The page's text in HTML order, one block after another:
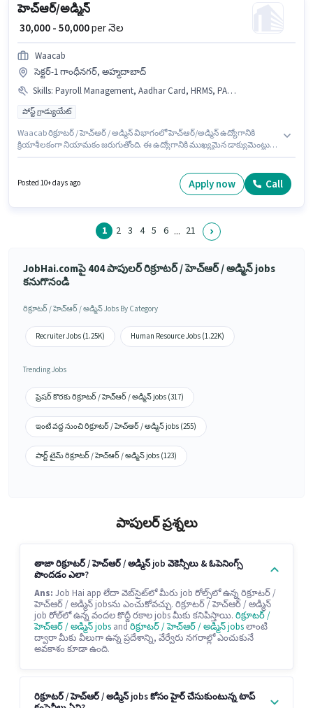
హెచ్ఆర్/అడ్మిన్
₹ 30,000 - 50,000per నెల
Waacab
సెక్టర్-1 గాంధీనగర్, అహ్మదాబాద్
Skills: Payroll Management, Aadhar Card, HRMS, PAN Card, Computer Knowledge
పోస్ట్ గ్రాడ్యుయేట్
Waacab రిక్రూటర్ / హెచ్ఆర్ / అడ్మిన్ విభాగంలో హెచ్ఆర్/అడ్మిన్ ఉద్యోగానికి
క్రియాశీలకంగా నియామకం జరుగుతోంది. ఈ ఉద్యోగానికి ముఖ్యమైన డాక్యుమెంట్లు
Management, HRMS ఉండాలి. ఈ ఉద్యోగం 3 - 6+ ఏళ్లు సంవత్సరాల అనుభవం
ఉన్న వారికి కోసం అనుకూలంగా ఉంటుంది. మీరు నెలకు ₹50000 వరకు
Posted 10+ days ago Apply now Call
1 2 3 4 5 6 ... 21
JobHai.comపై 404 పాపులర్ రిక్రూటర్ / హెచ్ఆర్ / అడ్మిన్ jobs
కనుగొనండి
రిక్రూటర్ / హెచ్ఆర్ / అడ్మిన్ Jobs By Category
Recruiter Jobs (1.25K) Human Resource Jobs (1.22K)
Trending Jobs
ఫ్రెషర్ కొరకు రిక్రూటర్ / హెచ్ఆర్ / అడ్మిన్ jobs (317)
ఇంటి వద్ద నుంచి రిక్రూటర్ / హెచ్ఆర్ / అడ్మిన్ jobs (255)
పార్ట్ టైమ్ రిక్రూటర్ / హెచ్ఆర్ / అడ్మిన్ jobs (123)
పాపులర్ ప్రశ్నలు
తాజా రిక్రూటర్ / హెచ్ఆర్ / అడ్మిన్ job వెకెన్సీలు & ఓపెనింగ్స్
పొందడం ఎలా?
Ans: Job Hai app లేదా వెబ్‌సైట్‌లో మీరు job రోల్స్‌లో ఉన్న రిక్రూటర్ /
హెచ్ఆర్ / అడ్మిన్ jobsను ఎంచుకోవచ్చు. రిక్రూటర్ / హెచ్ఆర్ / అడ్మిన్
job రోల్‌లో ఉన్న వందల కొద్దీ రకాల jobs మీకు కనిపిస్తాయి. రిక్రూటర్ /
హెచ్ఆర్ / అడ్మిన్ jobs and రిక్రూటర్ / హెచ్ఆర్ / అడ్మిన్ jobsలాంటి
ద్వారా మీకు వీలుగా ఉన్న ప్రదేశాన్ని, వేర్వేరు నగరాల్లో ఎంచుకునే
అవకాశం కూడా ఉంది.
రిక్రూటర్ / హెచ్ఆర్ / అడ్మిన్ jobs కోసం హైర్ చేసుకుంటున్న టాప్